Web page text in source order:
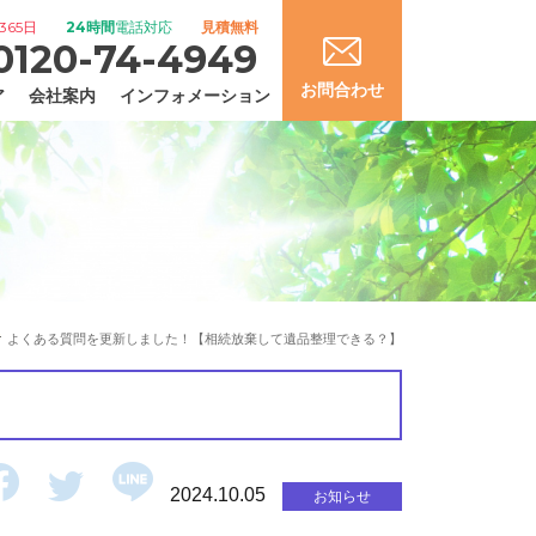
会社案内 インフォメーション お問合わせ
365日 24時間電話対応 見積無料
74-4949
よくある質問を更新しました！【相続放棄して遺品整理できる？】
2024.10.05 お知らせ